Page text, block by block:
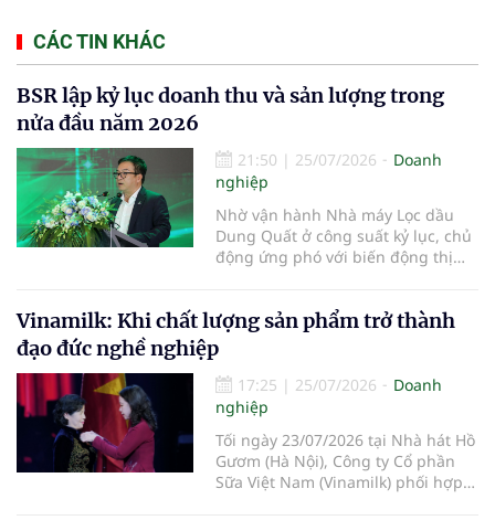
CÁC TIN KHÁC
BSR lập kỷ lục doanh thu và sản lượng trong
nửa đầu năm 2026
21:50 | 25/07/2026
Doanh
nghiệp
Nhờ vận hành Nhà máy Lọc dầu
Dung Quất ở công suất kỷ lục, chủ
động ứng phó với biến động thị
đạt doanh thu hợp nhất hơn
100.900 tỷ đồng trong 6 tháng đầu
năm 2026, vượt xa kế hoạch và tạo
Vinamilk: Khi chất lượng sản phẩm trở thành
đạo đức nghề nghiệp
17:25 | 25/07/2026
Doanh
nghiệp
Tối ngày 23/07/2026 tại Nhà hát Hồ
Gươm (Hà Nội), Công ty Cổ phần
Sữa Việt Nam (Vinamilk) phối hợp